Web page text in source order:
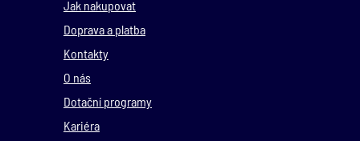
Jak nakupovat
Doprava a platba
Kontakty
O nás
Dotační programy
Kariéra